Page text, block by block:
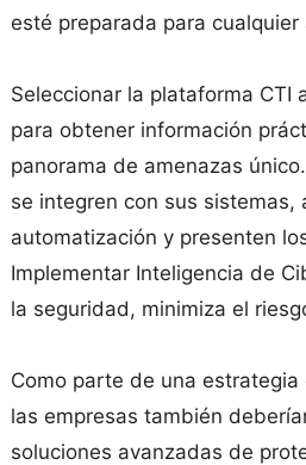
esté preparada para
Seleccionar la plataforma CTI
para obtener información
panorama de amenazas
se integren con sus sistemas,
automatización y presenten
Implementar Inteligencia de
la seguridad, minimiza el
Como parte de una
las empresas también
soluciones avanzadas de